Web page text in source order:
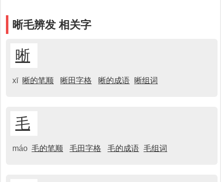
晰毛辨发 相关字
晰
xī 晰的笔顺 晰田字格 晰的成语 晰组词
毛
máo 毛的笔顺 毛田字格 毛的成语 毛组词